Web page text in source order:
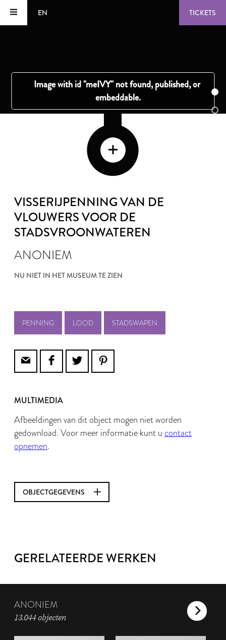
EN TICKETS
VISSERIJPENNING VAN DE
VLOUWERS VOOR DE
STADSVROONWATEREN
ANONIEM
NU NIET IN HET MUSEUM TE ZIEN
PENNING LOOD STADSWAPEN
MULTIMEDIA
Afbeeldingen van dit object mogen niet worden
gedownload. Voor meer informatie kunt u contact
opnemen.
OBJECTGEGEVENS
GERELATEERDE WERKEN
ANONIEM
13.044 objecten